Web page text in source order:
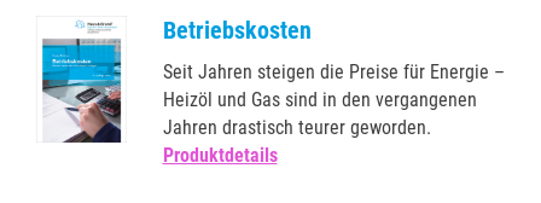
Betriebskosten
Seit Jahren steigen die Preise für Energie –
Heizöl und Gas sind in den vergangenen
Jahren drastisch teurer geworden.
Produktdetails